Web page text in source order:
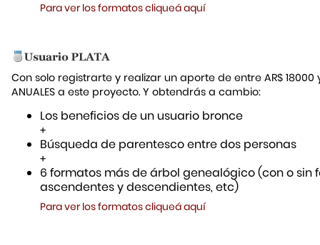
Para ver los formatos cliqueá aquí
Con solo registrarte y realizar un aporte de entre AR$ 18000
ANUALES a este proyecto. Y obtendrás a cambio:
Los beneficios de un usuario bronce
+
Búsqueda de parentesco entre dos personas
+
6 formatos más de árbol genealógico (con o sin
ascendentes y descendientes, etc)
Para ver los formatos cliqueá aquí